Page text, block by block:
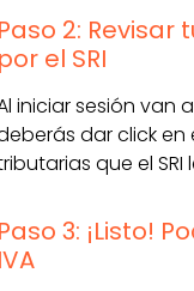
2:
el SRI
iniciar sesión van
dar click
que el
3: ¡Listo!